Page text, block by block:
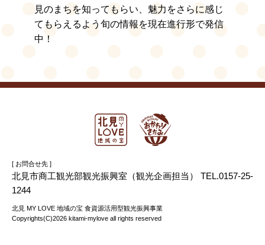
見のまちを知ってもらい、魅力をさらに感じ
てもらえるよう旬の情報を現在進行形で発信
中！
[ お問合せ先 ]
北見市商工観光部観光振興室（観光企画担当） TEL.0157-25-
1244
北見 MY LOVE 地域の宝 食資源活用型観光振興事業
Copyrights(C)2026 kitami-mylove all rights reserved